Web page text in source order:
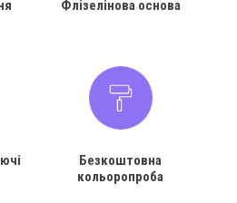
Флізелінова основа
Безкоштовна
кольоропроба